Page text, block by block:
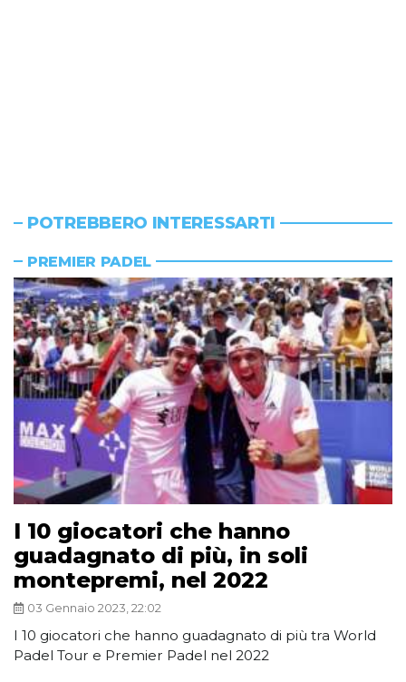
POTREBBERO INTERESSARTI
PREMIER PADEL
I 10 giocatori che hanno
guadagnato di più, in soli
montepremi, nel 2022
03 Gennaio 2023, 22:02
I 10 giocatori che hanno guadagnato di più tra World
Padel Tour e Premier Padel nel 2022